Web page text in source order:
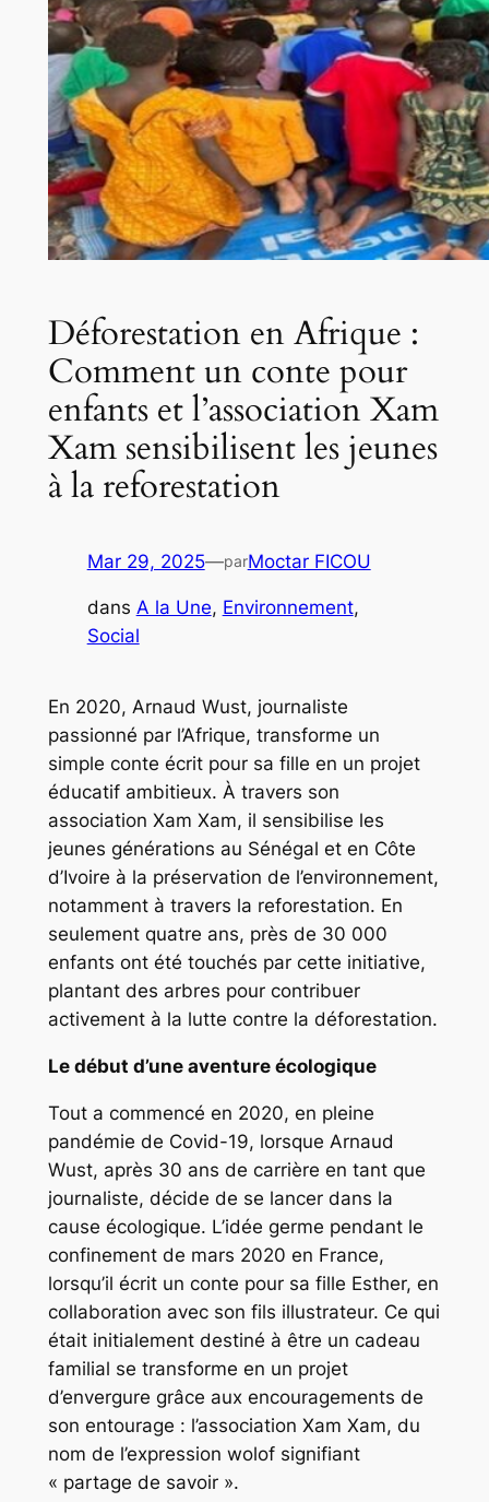
Déforestation en Afrique :
Comment un conte pour
enfants et l’association Xam
Xam sensibilisent les jeunes
à la reforestation
Mar 29, 2025—parMoctar FICOU
dans A la Une, Environnement
Social
En 2020, Arnaud Wust, journaliste
passionné par l’Afrique, transforme un
simple conte écrit pour sa fille en un projet
éducatif ambitieux. À travers son
association Xam Xam, il sensibilise les
jeunes générations au Sénégal et en Côte
d’Ivoire à la préservation de l’environnement,
notamment à travers la reforestation. En
seulement quatre ans, près de 30 000
enfants ont été touchés par cette initiative,
plantant des arbres pour contribuer
activement à la lutte contre la déforestation.
Le début d’une aventure écologique
Tout a commencé en 2020, en pleine
pandémie de Covid-19, lorsque Arnaud
Wust, après 30 ans de carrière en tant que
journaliste, décide de se lancer dans la
cause écologique. L’idée germe pendant le
confinement de mars 2020 en France,
lorsqu’il écrit un conte pour sa fille Esther, en
collaboration avec son fils illustrateur. Ce qui
était initialement destiné à être un cadeau
familial se transforme en un projet
d’envergure grâce aux encouragements de
son entourage : l’association Xam Xam, du
nom de l’expression wolof signifiant
« partage de savoir ».